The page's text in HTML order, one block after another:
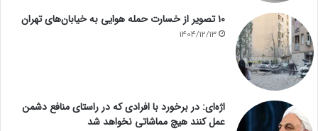
۱۰ تصویر از خسارت حمله هوایی به خیابان‌های تهران
1404/12/13
اژه‌ای: در برخورد با افرادی که در راستای منافع دشمن
عمل کنند هیچ مماشاتی نخواهد شد